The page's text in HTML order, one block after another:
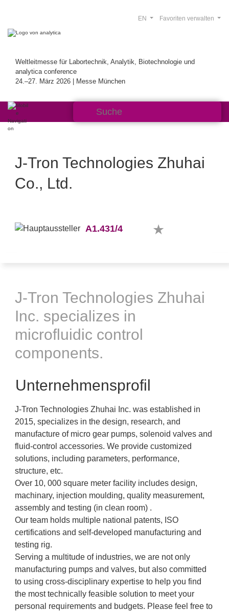
Weltleitmesse für Labortechnik, Analytik, Biotechnologie und
analytica conference
24.–27. März 2026 | Messe München
Favoriten verwalten
EN
J-Tron Technologies Zhuhai
Co., Ltd.
A1.431/4
J-Tron Technologies Zhuhai
Inc. specializes in
microfluidic control
components.
Unternehmensprofil
J-Tron Technologies Zhuhai Inc. was established in
2015, specializes in the design, research, and
manufacture of micro gear pumps, solenoid valves and
fluid-control accessories. We provide customized
solutions, including parameters, performance,
structure, etc.
Over 10, 000 square meter facility includes design,
machinary, injection moulding, quality measurement,
assembly and testing (in clean room) .
Our team holds multiple national patents, ISO
certifications and self-developed manufacturing and
testing rig.
Serving a multitude of industries, we are not only
manufacturing pumps and valves, but also committed
to using cross-disciplinary expertise to help you find
the most technically feasible solution to meet your
personal requirements and budgets. Please feel free to